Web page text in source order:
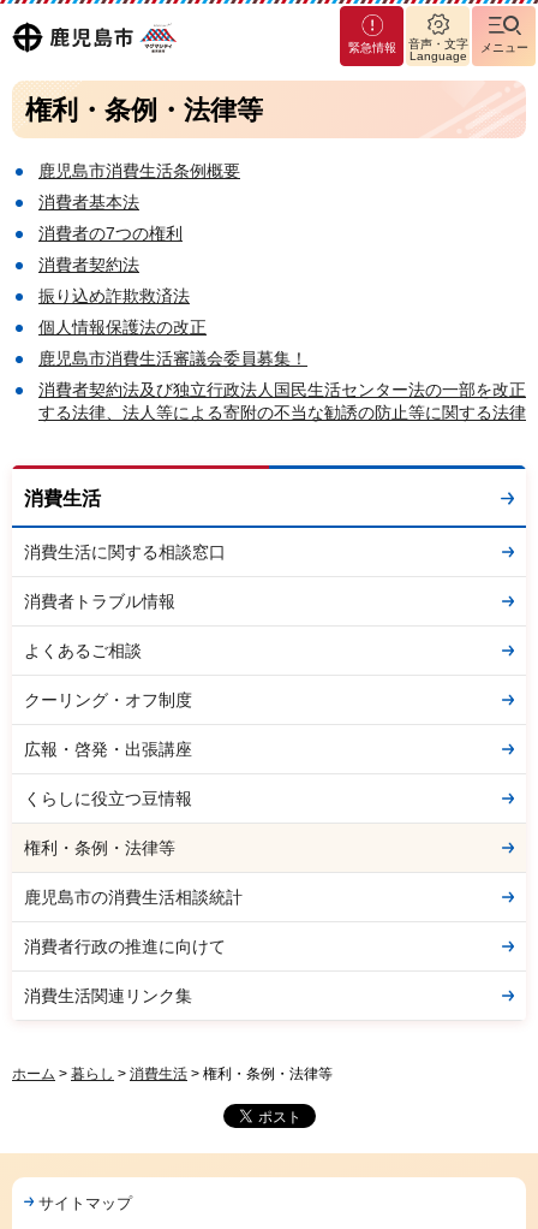
鹿児島
市
マグ
マシ
ティ
鹿児
島市
緊急情報
音声・文字
Language
メニュー
権利・条例・法律等
鹿児島市消費生活条例概要
消費者基本法
消費者の7つの権利
消費者契約法
振り込め詐欺救済法
個人情報保護法の改正
鹿児島市消費生活審議会委員募集！
消費者契約法及び独立行政法人国民生活センター法の一部を改正
する法律、法人等による寄附の不当な勧誘の防止等に関する法律
消費生活
消費生活に関する相談窓口
消費者トラブル情報
よくあるご相談
クーリング・オフ制度
広報・啓発・出張講座
くらしに役立つ豆情報
権利・条例・法律等
鹿児島市の消費生活相談統計
消費者行政の推進に向けて
消費生活関連リンク集
ホーム > 暮らし > 消費生活 > 権利・条例・法律等
サイトマップ